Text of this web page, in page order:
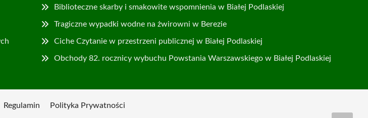
Biblioteczne skarby i smakowite wspomnienia w Białej Podlaskiej
Tragiczne wypadki wodne na żwirowni w Berezie
Ciche Czytanie w przestrzeni publicznej w Białej Podlaskiej
Obchody 82. rocznicy wybuchu Powstania Warszawskiego w Białej Podlaskiej
Regulamin Polityka Prywatności